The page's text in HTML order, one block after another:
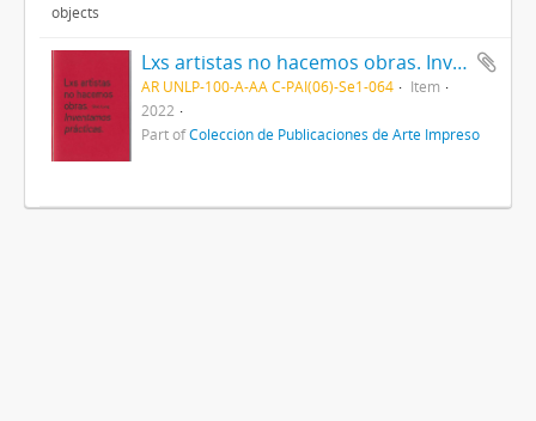
objects
Lxs artistas no hacemos obras. Inventamos prácticas
AR UNLP-100-A-AA C-PAI(06)-Se1-064
Item
2022
Part ofColección de Publicaciones de Arte Impreso